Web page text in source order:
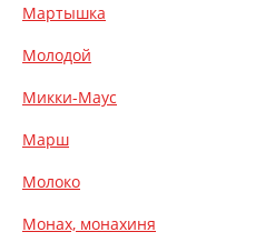
Мартышка
Молодой
Микки-Маус
Марш
Молоко
Монах, монахиня